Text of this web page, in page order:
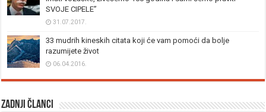
SVOJE CIPELE”
31.07.2017.
33 mudrih kineskih citata koji će vam pomoći da bolje
razumijete život
06.04.2016.
Zadnji članci